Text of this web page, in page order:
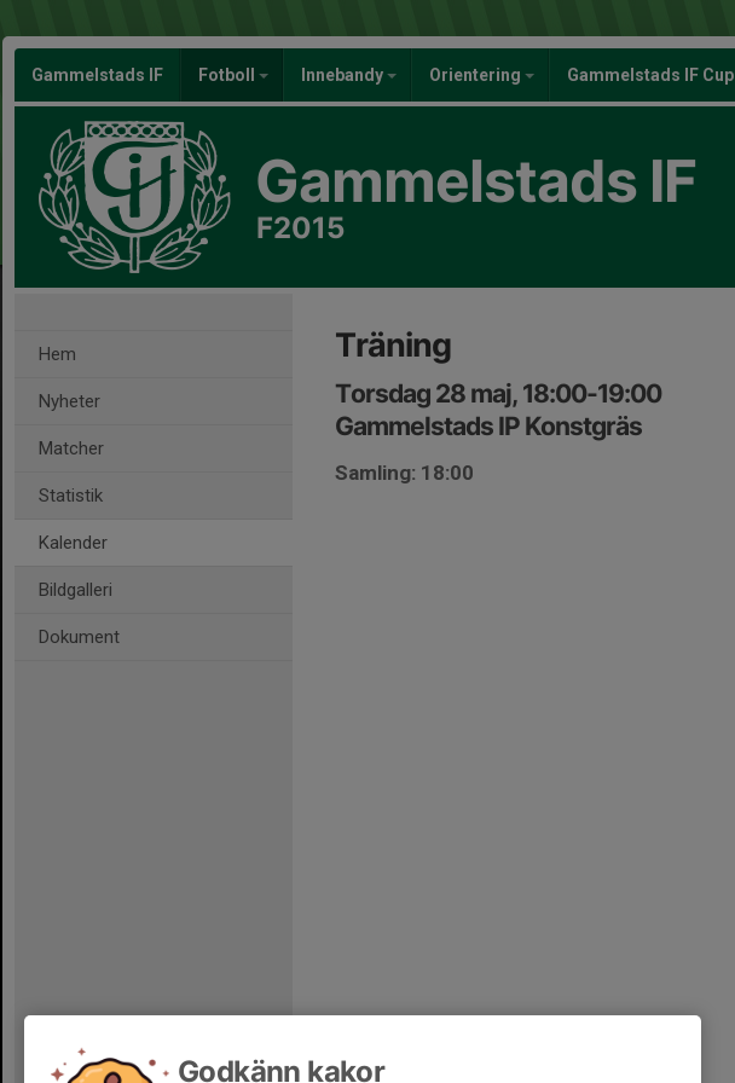
Gammelstads IF Fotboll Innebandy Orientering Gammelstads IF Cup
Gammelstads IF
F2015
Hem
Nyheter
Matcher
Statistik
Kalender
Bildgalleri
Dokument
Träning
Torsdag 28 maj, 18:00-19:00
Gammelstads IP Konstgräs
Samling: 18:00
Godkänn kakor